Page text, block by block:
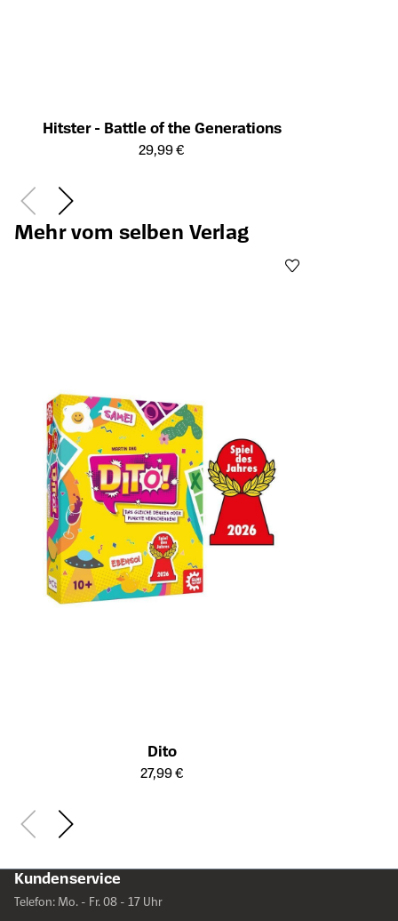
Hitster - Battle of the Generations
Öffnet die Detailseite des Produkts
29,99 €
Mehr vom selben Verlag
Dito
Öffnet die Detailseite des Produkts
27,99 €
Kundenservice
Telefon: Mo. - Fr. 08 - 17 Uhr